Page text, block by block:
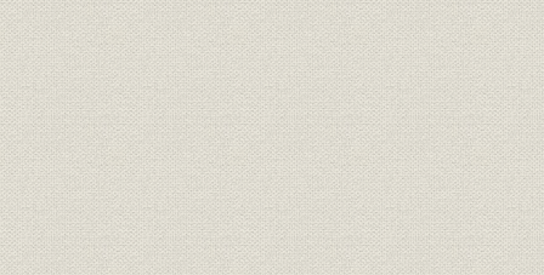
製品 60cm航空灯台の性能 [昭和7年
製品 補助航空灯台の性能 [昭和9年
製品
昭和10年~11年にかけて建設し
た航空灯台
昭和10年
(1936年)
製品 60cm航空灯台、補助航空灯台
昭和8年
(1934年)4
設備
[ドイツ・スペリー社の]スペリ着
陸場照明器の性能
[昭和8年